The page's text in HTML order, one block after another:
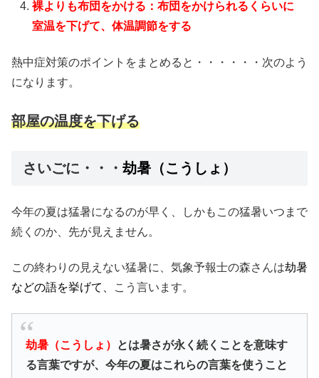
裸よりも布団をかける：布団をかけられるくらいに
室温を下げて、体温調節をする
熱中症対策のポイントをまとめると・・・・・・次のよう
になります。
部屋の温度を下げる
さいごに・・・ 劫暑（こうしょ）
今年の夏は猛暑になるのが早く、しかもこの猛暑いつまで
続くのか、先が見えません。
この終わりの見えない猛暑に、気象予報士の森さんは劫暑
などの語を挙げて、
こう言います。
劫暑（こうしょ）
とは暑さが永く続くことを意味す
る言葉ですが、今年の夏はこれらの言葉を使うこと